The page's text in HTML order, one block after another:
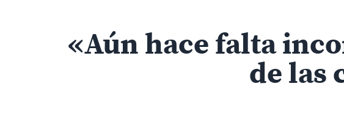
«Aún hace falta
de las